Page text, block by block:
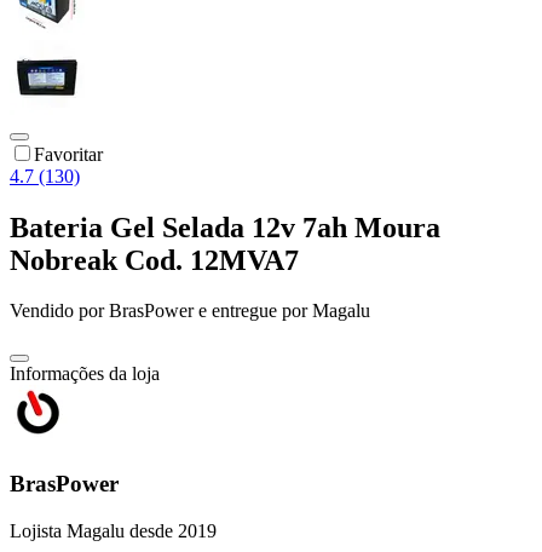
Favoritar
4.7 (130)
Bateria Gel Selada 12v 7ah Moura
Nobreak Cod. 12MVA7
Vendido porBrasPowere entregue por Magalu
Informações da loja
BrasPower
Lojista Magalu desde 2019